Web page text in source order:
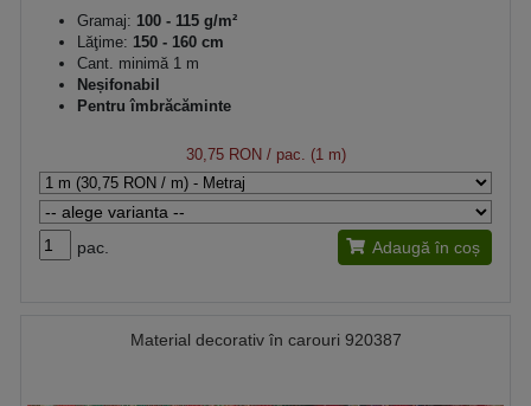
Gramaj: 100 - 115 g/m²
Lăţime: 150 - 160 cm
Cant. minimă 1 m
Neșifonabil
Pentru îmbrăcăminte
30,75 RON/ pac. (1 m)
pac. Adaugă în coș
Material decorativ în carouri 920387